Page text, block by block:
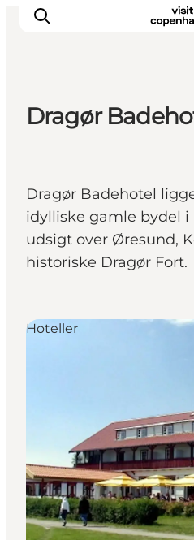
Spis & drik
Områder
Planlæg din tur
CopenPay
Copenhagen Card
Dragør
Dragør Badehotel
idylliske gamle bydel i
udsigt over Øresund,
historiske Dragør Fort.
Hoteller